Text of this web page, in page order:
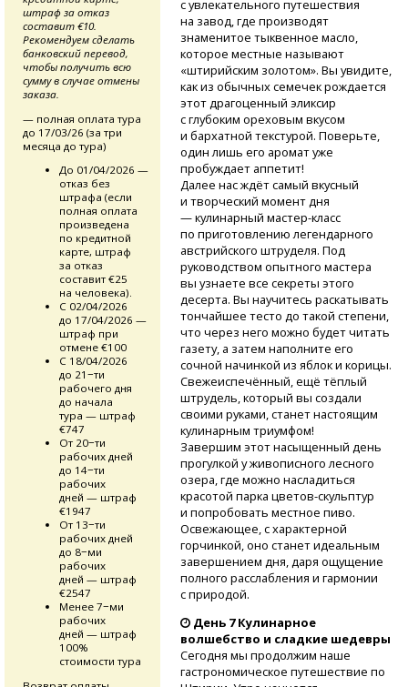
с увлекательного путешествия
на завод, где производят
знаменитое тыквенное масло,
которое местные называют
«штирийским золотом». Вы увидите,
как из обычных семечек рождается
этот драгоценный эликсир
с глубоким ореховым вкусом
и бархатной текстурой. Поверьте,
один лишь его аромат уже
пробуждает аппетит!
Далее нас ждёт самый вкусный
и творческий момент дня
— кулинарный мастер-класс
по приготовлению легендарного
австрийского штруделя. Под
руководством опытного мастера
вы узнаете все секреты этого
десерта. Вы научитесь раскатывать
тончайшее тесто до такой степени,
что через него можно будет читать
газету, а затем наполните его
сочной начинкой из яблок и корицы.
Свежеиспечённый, ещё тёплый
штрудель, который вы создали
своими руками, станет настоящим
кулинарным триумфом!
Завершим этот насыщенный день
прогулкой у живописного лесного
озера, где можно насладиться
красотой парка цветов-скульптур
и попробовать местное пиво.
Освежающее, с характерной
горчинкой, оно станет идеальным
завершением дня, даря ощущение
полного расслабления и гармонии
с природой.
День 7 Кулинарное
волшебство и сладкие шедевры
Сегодня мы продолжим наше
гастрономическое путешествие по
штраф за отказ
составит €10.
Рекомендуем сделать
банковский перевод,
чтобы получить всю
сумму в случае отмены
заказа.
— полная оплата тура
до 17/03/26 (за три
месяца до тура)
До 01/04/2026 —
отказ без
штрафа (если
полная оплата
произведена
по кредитной
карте, штраф
за отказ
составит €25
на человека).
С 02/04/2026
до 17/04/2026 —
штраф при
отмене €100
С 18/04/2026
до 21−ти
рабочего дня
до начала
тура — штраф
€747
От 20−ти
рабочих дней
до 14−ти
рабочих
дней — штраф
€1947
От 13−ти
рабочих дней
до 8−ми
рабочих
дней — штраф
€2547
Менее 7−ми
рабочих
дней — штраф
100%
стоимости тура